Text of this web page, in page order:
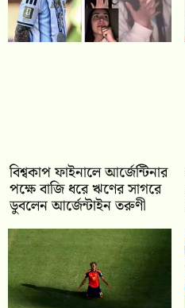
বিশ্বকাপ ফাইনালে আর্জেন্টিনার
পক্ষে বাজি ধরে ঋণের সাগরে
ডুবলেন আর্জেন্টাইন তরুণী